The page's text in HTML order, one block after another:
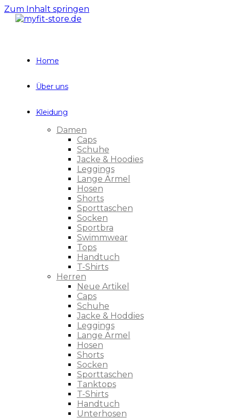
Zum Inhalt springen
Home
Über uns
Kleidung
Damen
Caps
Schuhe
Jacke & Hoodies
Leggings
Lange Ärmel
Hosen
Shorts
Sporttaschen
Socken
Sportbra
Swimmwear
Tops
Handtuch
T-Shirts
Herren
Neue Artikel
Caps
Schuhe
Jacke & Hoddies
Leggings
Lange Ärmel
Hosen
Shorts
Socken
Sporttaschen
Tanktops
T-Shirts
Handtuch
Unterhosen